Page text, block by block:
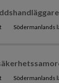
Södermanlands
Södermanlands